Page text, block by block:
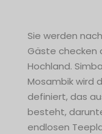
Sie werden
Gäste checken
Hochland.
Mosambik wird
definiert, das
besteht,
endlosen